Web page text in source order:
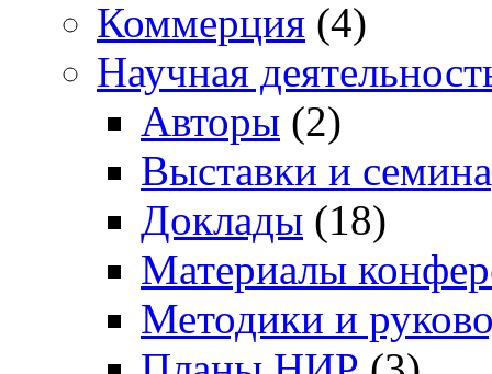
Коммерция (4)
Научная
Авторы (2)
Выставки и
Доклады (18)
Материалы
Методики и